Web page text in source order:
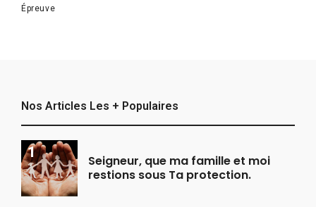
Épreuve
Nos Articles Les + Populaires
Seigneur, que ma famille et moi
restions sous Ta protection.